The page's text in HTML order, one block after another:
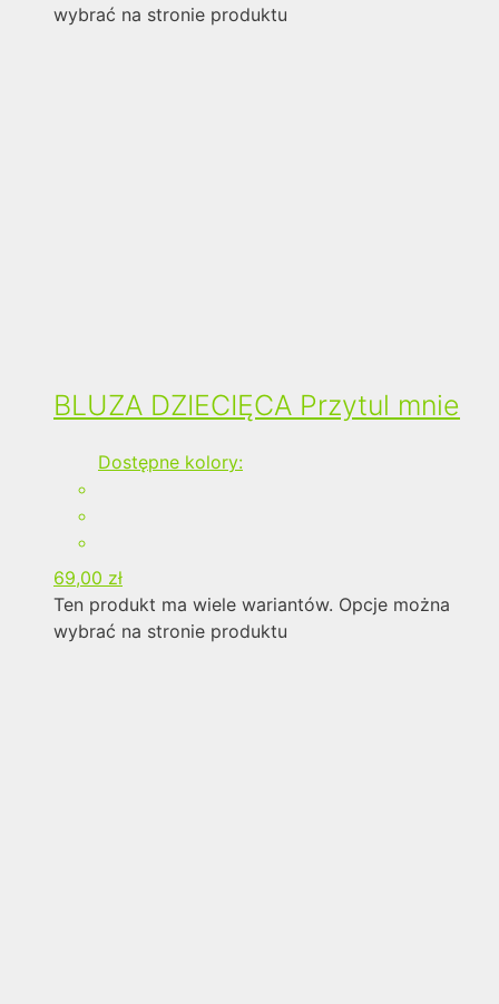
wybrać na stronie produktu
BLUZA DZIECIĘCA Przytul mnie
Dostępne kolory:
69,00 zł
Ten produkt ma wiele wariantów. Opcje można
wybrać na stronie produktu